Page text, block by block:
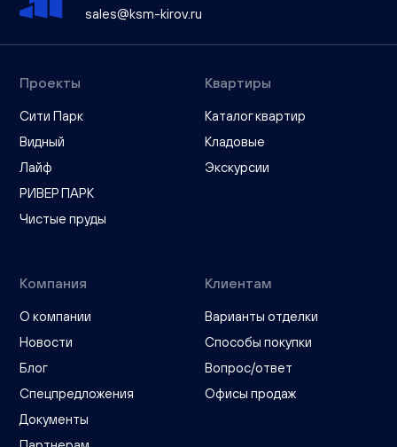
sales@ksm-kirov.ru
Проекты
Сити Парк
Видный
Лайф
РИВЕР ПАРК
Чистые пруды
Квартиры
Каталог квартир
Кладовые
Экскурсии
Компания
О компании
Новости
Блог
Спецпредложения
Документы
Клиентам
Варианты отделки
Способы покупки
Вопрос/ответ
Офисы продаж